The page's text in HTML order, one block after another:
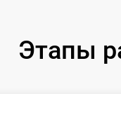
Этапы